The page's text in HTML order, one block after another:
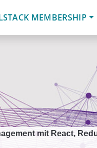
MEMBERSHIP
mit React,